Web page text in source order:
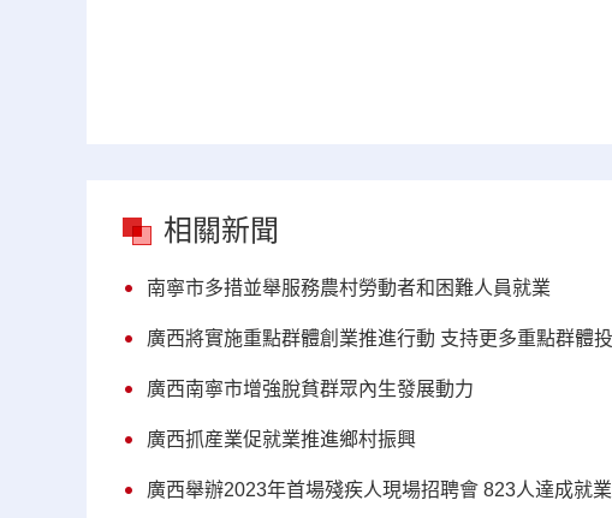
相關新聞
南寧市多措並舉服務農村勞動者和困難人員就業
廣西將實施重點群體創業推進行動 支持更多重點群體
廣西南寧市增強脫貧群眾內生發展動力
廣西抓産業促就業推進鄉村振興
廣西舉辦2023年首場殘疾人現場招聘會 823人達成就